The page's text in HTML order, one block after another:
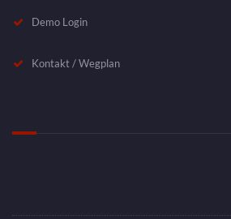
Demo Login
Kontakt / Wegplan